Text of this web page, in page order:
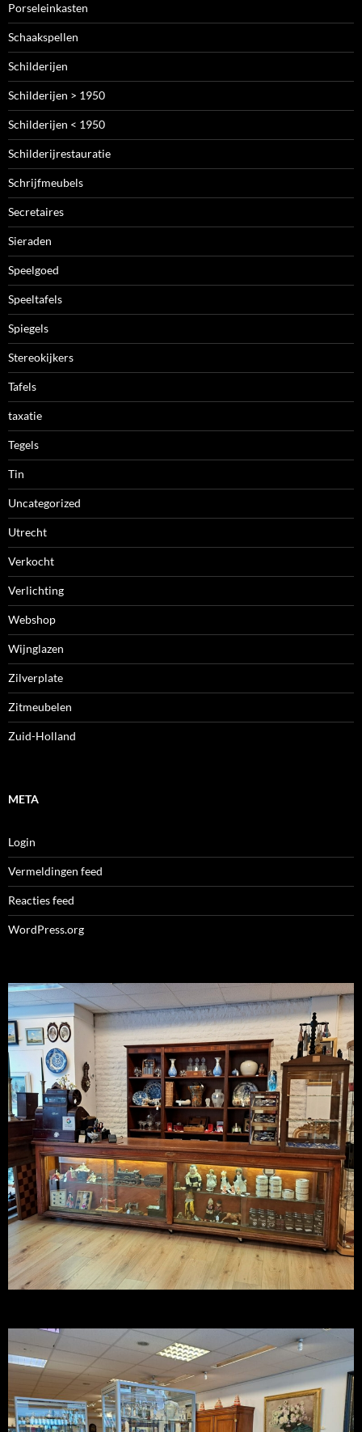
Porseleinkasten
Schaakspellen
Schilderijen
Schilderijen > 1950
Schilderijen < 1950
Schilderijrestauratie
Schrijfmeubels
Secretaires
Sieraden
Speelgoed
Speeltafels
Spiegels
Stereokijkers
Tafels
taxatie
Tegels
Tin
Uncategorized
Utrecht
Verkocht
Verlichting
Webshop
Wijnglazen
Zilverplate
Zitmeubelen
Zuid-Holland
META
Login
Vermeldingen feed
Reacties feed
WordPress.org